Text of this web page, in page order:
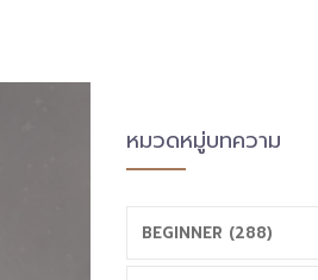
หมวดหมู่บทความ
BEGINNER (288)